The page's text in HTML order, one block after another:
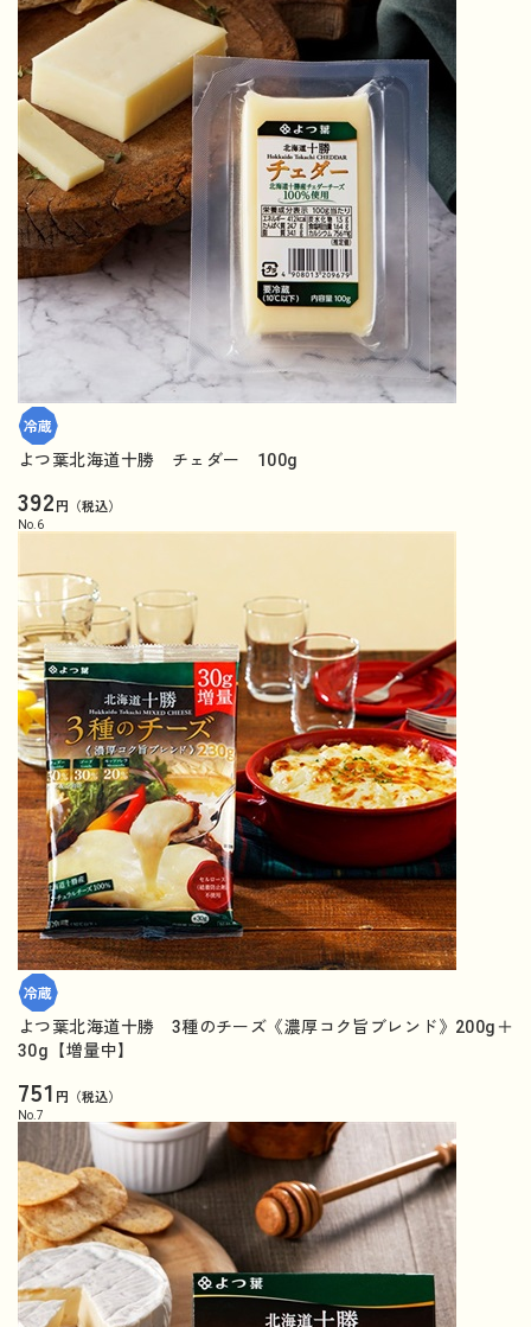
よつ葉北海道十勝 チェダー 100g
392円（税込）
No. 6
よつ葉北海道十勝 3種のチーズ《濃厚コク旨ブレンド》200g＋
30g【増量中】
751 円（税込）
No. 7